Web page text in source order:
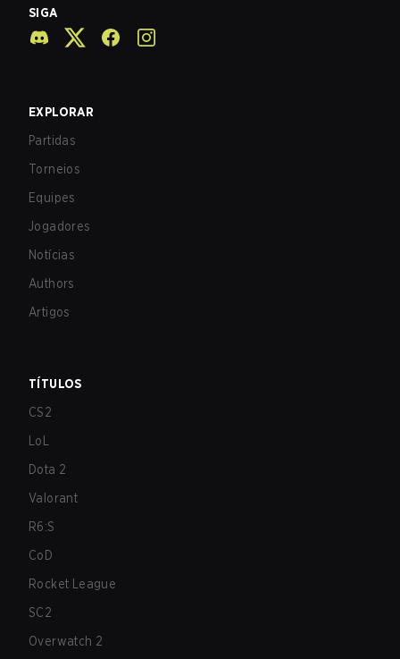
SIGA
EXPLORAR
Partidas
Torneios
Equipes
Jogadores
Notícias
Authors
Artigos
TÍTULOS
CS2
LoL
Dota 2
Valorant
R6:S
CoD
Rocket League
SC2
Overwatch 2